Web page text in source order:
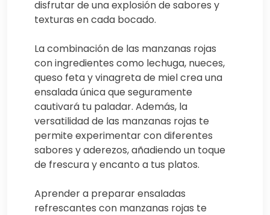
disfrutar de una explosión de sabores y
texturas en cada bocado.
La combinación de las manzanas rojas
con ingredientes como lechuga, nueces,
queso feta y vinagreta de miel crea una
ensalada única que seguramente
cautivará tu paladar. Además, la
versatilidad de las manzanas rojas te
permite experimentar con diferentes
sabores y aderezos, añadiendo un toque
de frescura y encanto a tus platos.
Aprender a preparar ensaladas
refrescantes con manzanas rojas te